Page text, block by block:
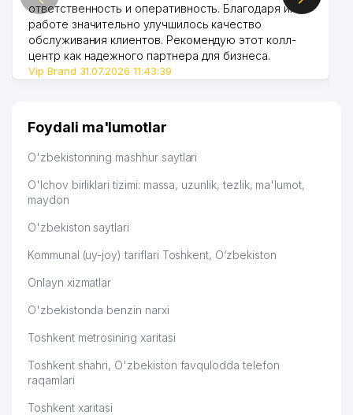
ответственность и оперативность. Благодаря их
работе значительно улучшилось качество
обслуживания клиентов. Рекомендую этот колл-
центр как надежного партнера для бизнеса.
Vip Brand 31.07.2026 11:43:39
Foydali ma'lumotlar
O'zbekistonning mashhur saytlari
O'lchov birliklari tizimi: massa, uzunlik, tezlik, ma'lumot,
maydon
O'zbekiston saytlari
Kommunal (uy-joy) tariflari Toshkent, O‘zbekiston
Onlayn xizmatlar
O'zbekistonda benzin narxi
Toshkent metrosining xaritasi
Toshkent shahri, O'zbekiston favqulodda telefon
raqamlari
Toshkent xaritasi